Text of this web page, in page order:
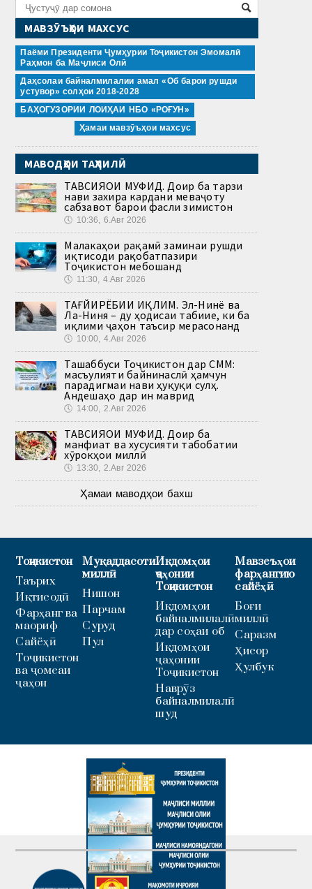
МАВЗӮЪҲОИ МАХСУС
Паёми Президенти Ҷумҳурии Тоҷикистон Эмомалӣ
Раҳмон ба Маҷлиси Олӣ
Даҳсолаи байналмилалии амал «Об барои рушди
устувор» солҳои 2018-2028
БАҲОГУЗОРИИ ЛОИҲАИ НБО «РОҒУН»
Ҳамаи мавзӯъҳои махсус
МАВОДҲОИ ТАҲЛИЛӢ
ТАВСИЯҲОИ МУФИД. Доир ба тарзи
нави захира кардани меваҷоту
сабзавот барои фасли зимистон
🕔 10:36, 6.Авг 2026
Малакаҳои рақамӣ заминаи рушди
иқтисоди рақобатпазири
Тоҷикистон мебошанд
🕔 11:30, 4.Авг 2026
ТАҒЙИРЁБИИ ИҚЛИМ. Эл-Нинё ва
Ла-Ниня – ду ҳодисаи табиие, ки ба
иқлими ҷаҳон таъсир мерасонанд
🕔 10:00, 4.Авг 2026
Ташаббуси Тоҷикистон дар СММ:
масъулияти байнинаслӣ ҳамчун
парадигмаи нави ҳуқуқи сулҳ.
Андешаҳо дар ин маврид
🕔 14:00, 2.Авг 2026
ТАВСИЯҲОИ МУФИД. Доир ба
манфиат ва хусусияти табобатии
хӯрокҳои миллӣ
🕔 13:30, 2.Авг 2026
Ҳамаи маводҳои бахш
Тоҷикистон
Таърих
Иқтисодӣ
Фарҳанг ва
маориф
Сайёҳӣ
Тоҷикистон
ва ҷомеаи
ҷаҳон
Муқаддасоти
миллӣ
Нишон
Парчам
Суруд
Пул
Иқдомҳои
ҷаҳонии
Тоҷикистон
Иқдомҳои
байналмилалӣ
дар соҳаи об
Иқдомҳои
ҷаҳонии
Тоҷикистон
Наврӯз
байналмилалӣ
шуд
Мавзеъҳои
фарҳангию
сайёҳӣ
Боғи
миллӣ
Саразм
Ҳисор
Ҳулбук